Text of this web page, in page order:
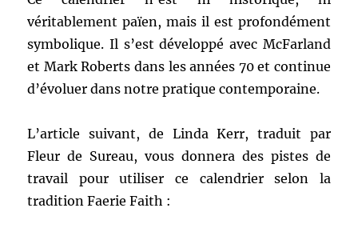
véritablement païen, mais il est profondément
symbolique. Il s’est développé avec McFarland
et Mark Roberts dans les années 70 et continue
d’évoluer dans notre pratique contemporaine.
L’article suivant, de Linda Kerr, traduit par
Fleur de Sureau, vous donnera des pistes de
travail pour utiliser ce calendrier selon la
tradition Faerie Faith :